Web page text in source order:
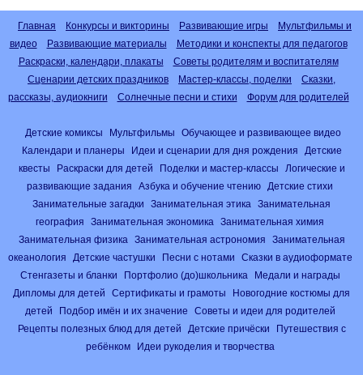
Главная Конкурсы и викторины Развивающие игры
Мультфильмы и
видео
Развивающие материалы
Методики и конспекты для педагогов
Раскраски, календари, плакаты
Советы родителям и воспитателям
Сценарии детских праздников
Мастер-классы, поделки
Сказки,
рассказы, аудиокниги
Солнечные песни и стихи Форум для родителей
Детские комиксы Мультфильмы
Обучающее и развивающее видео
Календари и планеры
Идеи и сценарии для дня рождения
Детские
квесты
Раскраски для детей Поделки и мастер-классы
Логические и
развивающие задания
Азбука и обучение чтению
Детские стихи
Занимательные загадки
Занимательная этика
Занимательная
география
Занимательная экономика
Занимательная химия
Занимательная физика
Занимательная астрономия
Занимательная
океанология
Детские частушки Песни с нотами
Сказки в аудиоформате
Стенгазеты и бланки
Портфолио (до)школьника
Медали и награды
Дипломы для детей
Сертификаты и грамоты
Новогодние костюмы для
детей
Подбор имён и их значение
Советы и идеи для родителей
Рецепты полезных блюд для детей
Детские причёски
Путешествия с
ребёнком
Идеи рукоделия и творчества